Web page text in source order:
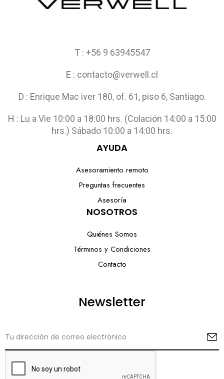
T : +56 9 63945547
E : contacto@verwell.cl
D : Enrique Mac iver 180, of. 61, piso 6, Santiago.
H : Lu a Vie 10:00 a 18:00 hrs. (Colación 14:00 a 15:00
hrs.) Sábado 10:00 a 14:00 hrs.
AYUDA
Asesoramiento remoto
Preguntas frecuentes
Asesoría
NOSOTROS
Quiénes Somos
Términos y Condiciones
Contacto
Newsletter